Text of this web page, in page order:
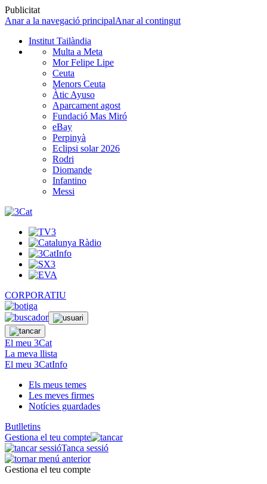
Publicitat
Anar a la navegació principalAnar al contingut
Institut Tailàndia
Multa a Meta
Mor Felipe Lipe
Ceuta
Menors Ceuta
Àtic Ayuso
Aparcament agost
Fundació Mas Miró
eBay
Perpinyà
Eclipsi solar 2026
Rodri
Diomande
Infantino
Messi
CORPORATIU
El meu 3Cat
La meva llista
El meu 3CatInfo
Els meus temes
Les meves firmes
Notícies guardades
Butlletins
Gestiona el teu compte
Tanca sessió
Gestiona el teu compte